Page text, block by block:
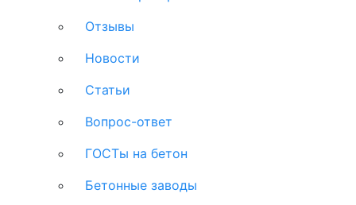
Отзывы
Новости
Статьи
Вопрос-ответ
ГОСТы на бетон
Бетонные заводы